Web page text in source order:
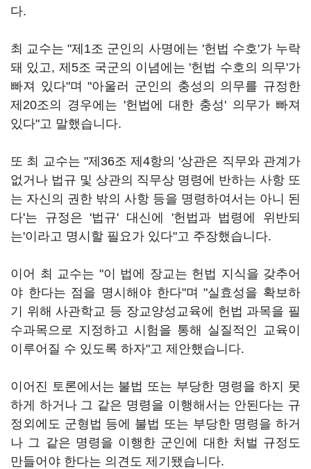
다.
최 교수는 "제1조 군인의 사명에는 '헌법 수호'가 누락
돼 있고, 제5조 국군의 이념에는 '헌법 수호의 의무'가
빠져 있다"며 "아울러 군인의 충성의 의무를 규정한
제20조의 경우에는 '헌법에 대한 충성' 의무가 빠져
있다"고 말했습니다.
또 최 교수는 "제36조 제4항의 '상관은 직무와 관계가
없거나 법규 및 상관의 직무상 명령에 반하는 사항 또
는 자신의 권한 밖의 사항 등을 명령하여서는 아니 된
다'는 규정은 '법규' 대신에 '헌법과 법령에 위반되
는'이라고 명시할 필요가 있다"고 주장했습니다.
이어 최 교수는 "이 법에 장교는 헌법 지식을 갖추어
야 한다는 점을 명시해야 한다"며 "실효성을 확보하
기 위해 사관학교 등 장교양성교육에 헌법 과목을 필
수과목으로 지정하고 시험을 통해 실질적인 교육이
이루어질 수 있도록 하자"고 제안했습니다.
이어진 토론에서는 불법 또는 부당한 명령을 하지 못
하게 하거나 그 같은 명령을 이행해서는 안된다는 규
정외에도 군형법 등에 불법 또는 부당한 명령을 하거
나 그 같은 명령을 이행한 군인에 대한 처벌 규정도
만들어야 한다는 의견도 제기됐습니다.